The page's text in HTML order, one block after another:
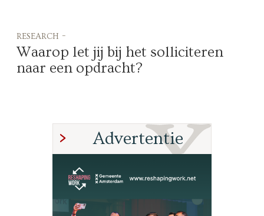
research -
Waarop let jij bij het solliciteren
naar een opdracht?
Advertentie